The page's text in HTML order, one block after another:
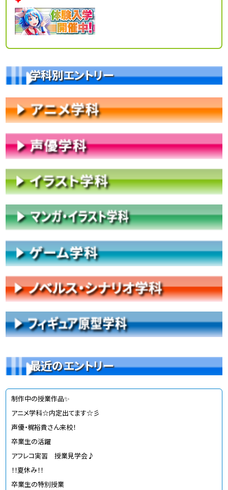
学科別エントリー
最近のエントリー
制作中の授業作品✨
アニメ学科☆内定出てます☆彡
声優・梶裕貴さん来校！
卒業生の活躍
アフレコ実習 授業見学会♪
！！夏休み！！
卒業生の特別授業